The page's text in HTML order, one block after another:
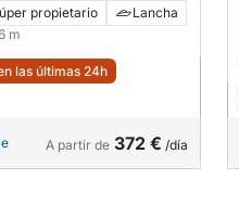
propietario
Lancha
m
las últimas 24h
A partir de 372 € /día